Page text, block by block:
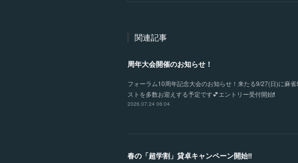
関連記事
周年大会開催のお知らせ！
フォーラム10周年記念大会のお知らせ！来たる9/27(日)に麻
ストを多数お迎えする予定です💕エントリー受付開始❗️
2026.07.24 06:04
春の「超学割」貸卓キャンペーン開始‼